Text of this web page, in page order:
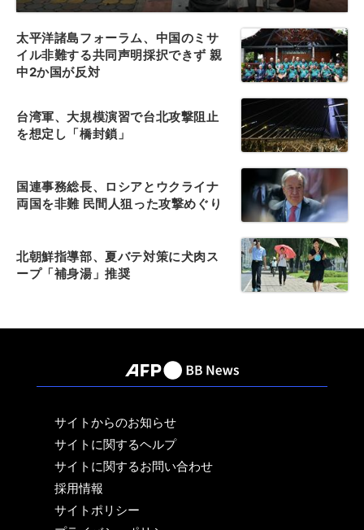
太平洋諸島フォーラム、中国のミサ
イル非難する共同声明採択できず 親
中2か国が反対
台湾軍、大規模演習で台北攻撃阻止
を想定し「橋封鎖」
国連事務総長、ロシアとウクライナ
両国を非難 民間人狙った攻撃めぐり
北朝鮮指導部、夏バテ対策に犬肉ス
ープ「補身湯」推奨
サイトからのお知らせ
サイトに関するヘルプ
サイトに関するお問い合わせ
採用情報
サイトポリシー